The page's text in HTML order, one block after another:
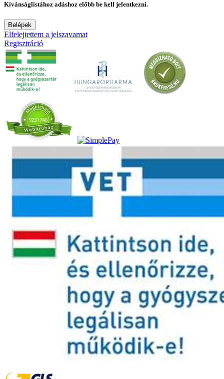
Kívánságlistához adáshoz előbb be kell jelentkezni.
Belépek
Elfelejtettem a jelszavamat
Regisztráció